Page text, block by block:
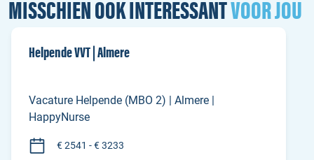
MISSCHIEN OOK INTERESSANTVOOR JOU
Helpende VVT | Almere
Vacature Helpende (MBO 2) | Almere |
HappyNurse
€ 2541 - € 3233